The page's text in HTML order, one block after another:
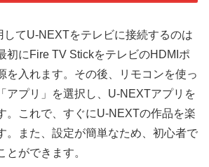
してU-NEXTをテレビに接続するのは
初にFire TV StickをテレビのHDMIポ
を入れます。その後、リモコンを使っ
アプリ」を選択し、U-NEXTアプリを
。これで、すぐにU-NEXTの作品を楽
。また、設定が簡単なため、初心者で
とができます。